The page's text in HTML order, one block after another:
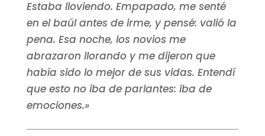
Estaba lloviendo. Empapado, me senté
en el baúl antes de irme, y pensé: valió la
pena. Esa noche, los novios me
abrazaron llorando y me dijeron que
había sido lo mejor de sus vidas. Entendí
que esto no iba de parlantes: iba de
emociones.»